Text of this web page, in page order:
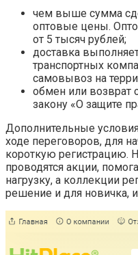
чем выше сумма
оптовые цены.
от 5 тысяч рублей;
доставка
транспортных
самовывоз на
обмен или возврат
закону «О защите
Дополнительные
ходе переговоров, для
короткую регистрацию.
проводятся акции,
нагрузку, а коллекции
решение и для новичка,